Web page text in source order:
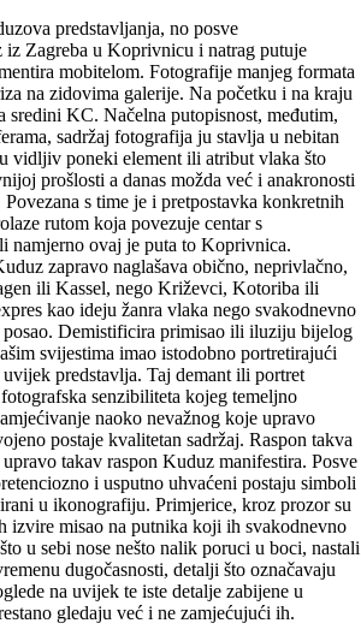
predstavljanja, no posve
iz Zagreba u Koprivnicu i natrag putuje
mobitelom. Fotografije manjeg formata
na zidovima galerije. Na početku i na kraju
sredini KC. Načelna putopisnost, međutim,
sadržaj fotografija ju stavlja u nebitan
vidljiv poneki element ili atribut vlaka što
prošlosti a danas možda već i anakronosti
s time je i pretpostavka konkretnih
rutom koja povezuje centar s
namjerno ovaj je puta to Koprivnica.
zapravo naglašava obično, neprivlačno,
ili Kassel, nego Križevci, Kotoriba ili
kao ideju žanra vlaka nego svakodnevno
Demistificira primisao ili iluziju bijelog
svijestima imao istodobno portretirajući
predstavlja. Taj demant ili portret
senzibiliteta kojeg temeljno
naoko nevažnog koje upravo
postaje kvalitetan sadržaj. Raspon takva
takav raspon Kuduz manifestira. Posve
i usputno uhvaćeni postaju simboli
u ikonografiju. Primjerice, kroz prozor su
izvire misao na putnika koji ih svakodnevno
u sebi nose nešto nalik poruci u boci, nastali
dugočasnosti, detalji što označavaju
na uvijek te iste detalje zabijene u
gledaju već i ne zamjećujući ih.